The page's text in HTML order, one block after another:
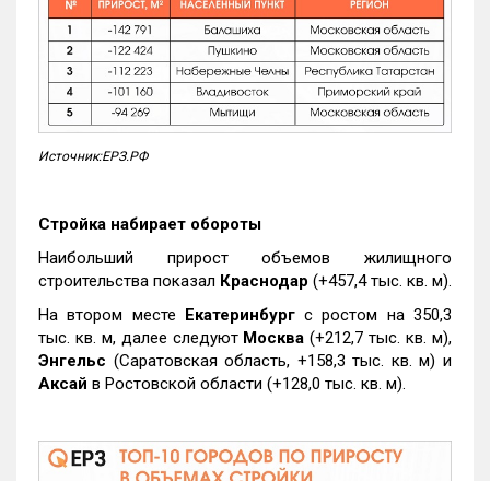
Источник:ЕРЗ.РФ
Стройка набирает обороты
Наибольший прирост объемов жилищного
строительства показал Краснодар (+457,4 тыс. кв. м).
На втором месте Екатеринбургс ростом на 350,3
тыс. кв. м, далее следуют Москва (+212,7 тыс. кв. м),
Энгельс (Саратовская область, +158,3 тыс. кв. м) и
Аксай в Ростовской области (+128,0 тыс. кв. м).